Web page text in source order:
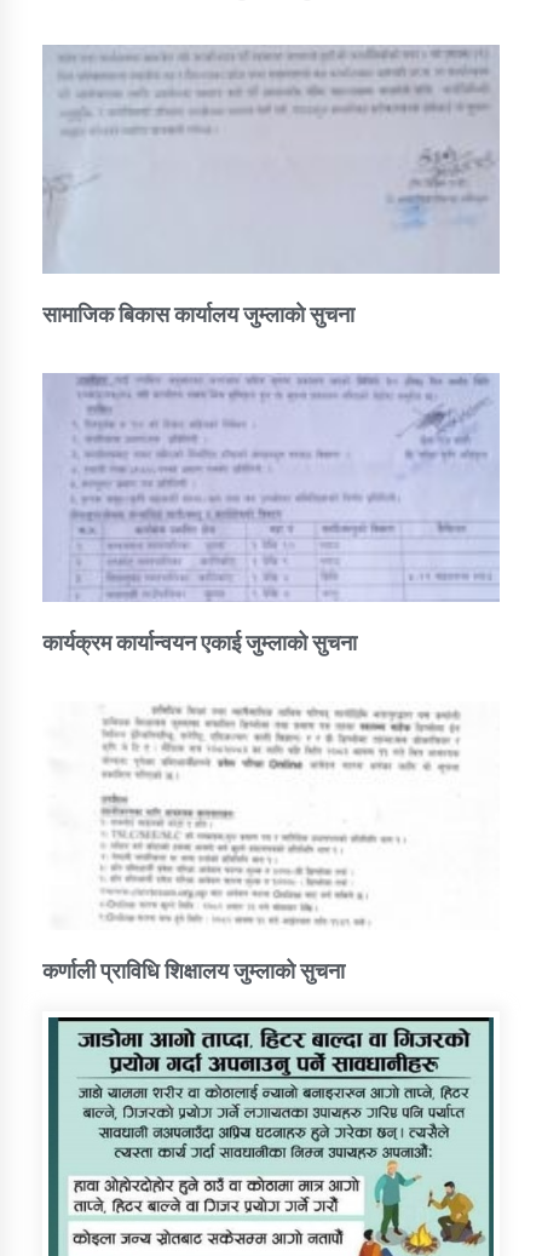
सामाजिक बिकास कार्यालय जुम्लाकाे सुचना
कार्यक्रम कार्यान्वयन एकाई जुम्लाको सुचना
कर्णाली प्राविधि शिक्षालय जुम्लाको सुचना